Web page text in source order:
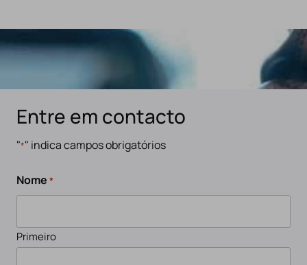
Entre em contacto
"*" indica campos obrigatórios
Nome *
Primeiro